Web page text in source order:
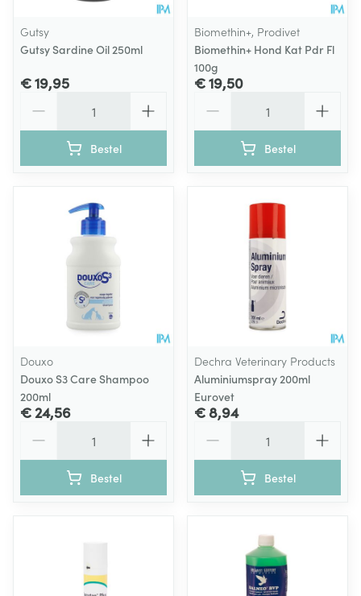
Gutsy
Gutsy Sardine Oil 250ml
€ 19,95
Bestel
Biomethin+, Prodivet
Biomethin+ Hond Kat Pdr Fl
100g
€ 19,50
Bestel
Douxo
Douxo S3 Care Shampoo
200ml
€ 24,56
Bestel
Dechra Veterinary Products
Aluminiumspray 200ml
Eurovet
€ 8,94
Bestel